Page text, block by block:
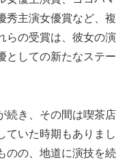
秀主演女優賞など、複
らの受賞は、彼女の演
としての新たなステー
続き、その間は喫茶店
ていた時期もありまし
のの、地道に演技を続